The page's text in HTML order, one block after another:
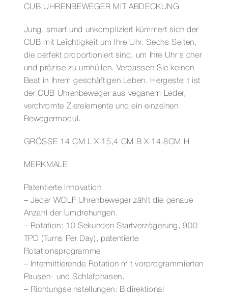
CUB UHRENBEWEGER MIT ABDECKUNG
Jung, smart und unkompliziert kümmert sich der
CUB mit Leichtigkeit um Ihre Uhr. Sechs Seiten,
die perfekt proportioniert sind, um Ihre Uhr sicher
und präzise zu umhüllen. Verpassen Sie keinen
Beat in Ihrem geschäftigen Leben. Hergestellt ist
der CUB Uhrenbeweger aus veganem Leder,
verchromte Zierelemente und ein einzelnen
Bewegermodul.
GRÖSSE 14 CM L X 15,4 CM B X 14.8CM H
MERKMALE
Patentierte Innovation
– Jeder WOLF Uhrenbeweger zählt die genaue
Anzahl der Umdrehungen.
– Rotation: 10 Sekunden Startverzögerung, 900
TPD (Turns Per Day), patentierte
Rotationsprogramme
– Intermittierende Rotation mit vorprogrammierten
Pausen- und Schlafphasen.
– Richtungseinstellungen: Bidirektional